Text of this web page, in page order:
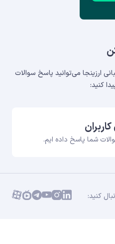
ارزینجا می‌توانید پاسخ سوالات
کنید:
شما پاسخ داده ایم.
کنید: